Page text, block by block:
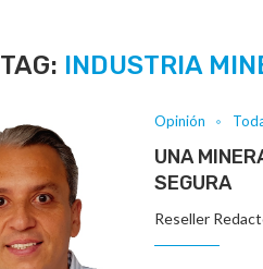
TAG: INDUSTRIA
Opinión
UNA
SEGURA
Reseller